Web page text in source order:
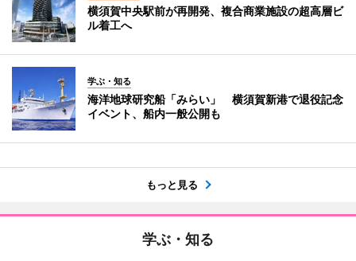
横須賀中央駅前が再開発、複合商業施設の超高層ビ
ル着工へ
学ぶ・知る
海洋地球研究船「みらい」 横須賀新港で退役記念
イベント、船内一般公開も
もっと見る
学ぶ・知る